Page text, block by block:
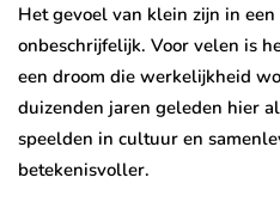
Het gevoel van klein zijn in
onbeschrijfelijk. Voor velen is
een droom die werkelijkheid
duizenden jaren geleden hier
speelden in cultuur en
betekenisvoller.